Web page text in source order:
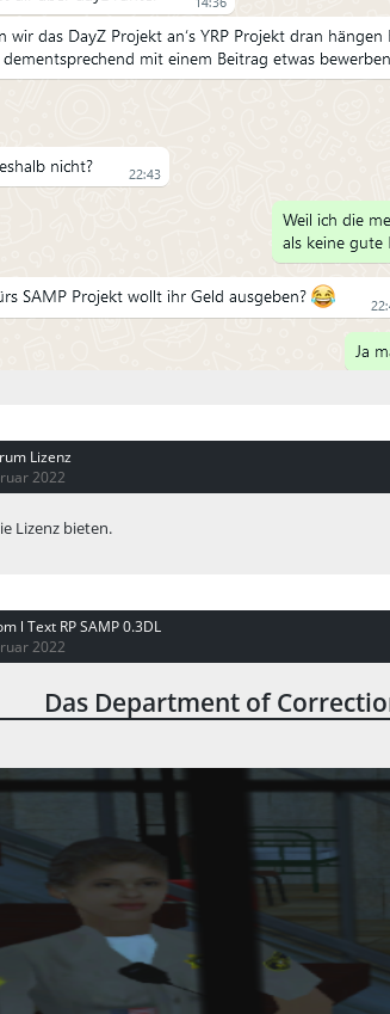
Lizenz
2022
Lizenz bieten.
l Text RP SAMP 0.3DL
2022
Das Department of